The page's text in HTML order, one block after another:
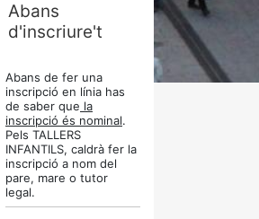
Abans
d'inscriure't
Abans de fer una
inscripció en línia has
de saber que la
inscripció és nominal.
Pels TALLERS
INFANTILS, caldrà fer la
inscripció a nom del
pare, mare o tutor
legal.